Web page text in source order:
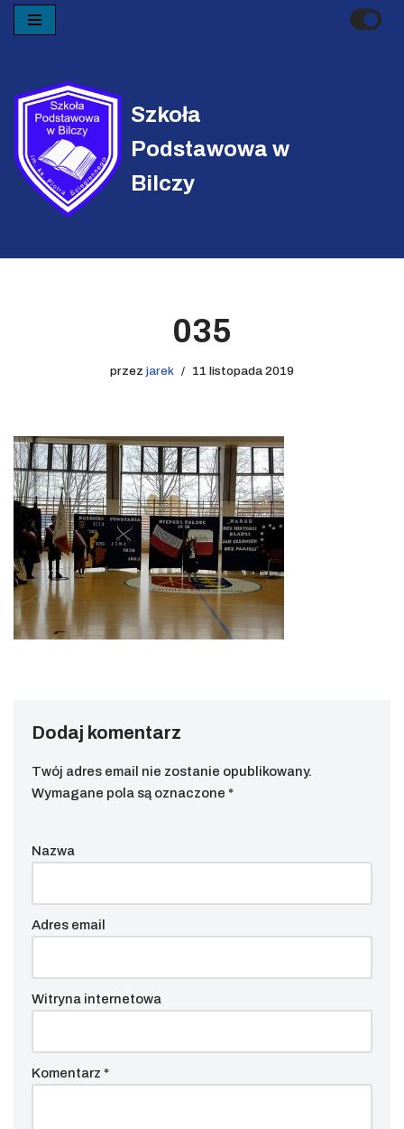
treści
Szkoła
Podstawowa w
Bilczy
035
przez jarek 11 listopada 2019
Dodaj komentarz
Twój adres email nie zostanie opublikowany.
Wymagane pola są oznaczone *
Nazwa
Adres email
Witryna internetowa
Komentarz *